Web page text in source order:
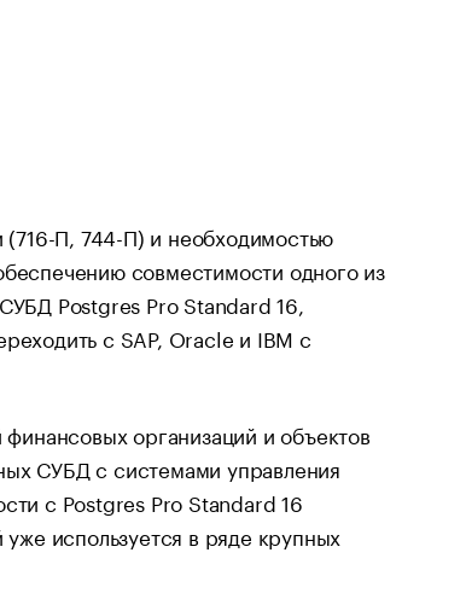
П, 744-П) и необходимостью
совместимости одного из
Postgres Pro Standard 16,
с SAP, Oracle и IBM с
организаций и объектов
СУБД с системами управления
с Postgres Pro Standard 16
используется в ряде крупных